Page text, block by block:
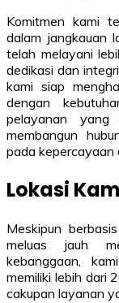
Komitmen kami
dalam jangkauan
telah melayani
dedikasi dan
kami siap
dengan
pelayanan
membangun
pada kepercayaan
Lokasi
Meskipun
meluas jauh
kebanggaan,
memiliki lebih dari
cakupan layanan